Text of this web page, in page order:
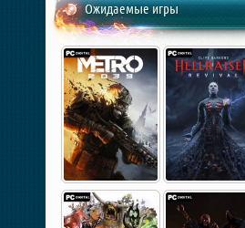
Ожидаемые игры